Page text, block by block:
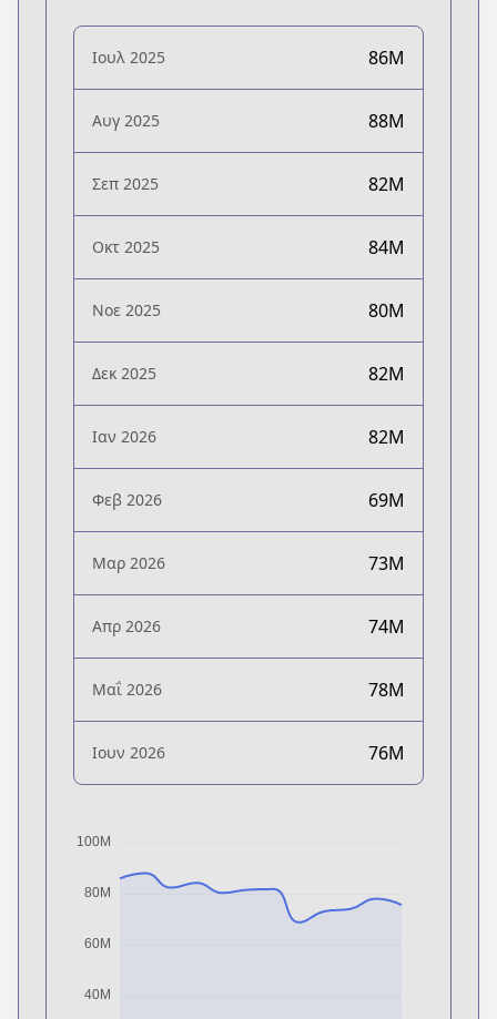
Ιουλ 2025 86M
Αυγ 2025 88M
Σεπ 2025 82M
Οκτ 2025 84M
Νοε 2025 80M
Δεκ 2025 82M
Ιαν 2026 82M
Φεβ 2026 69M
Μαρ 2026 73M
Απρ 2026 74M
Μαΐ 2026 78M
Ιουν 2026 76M